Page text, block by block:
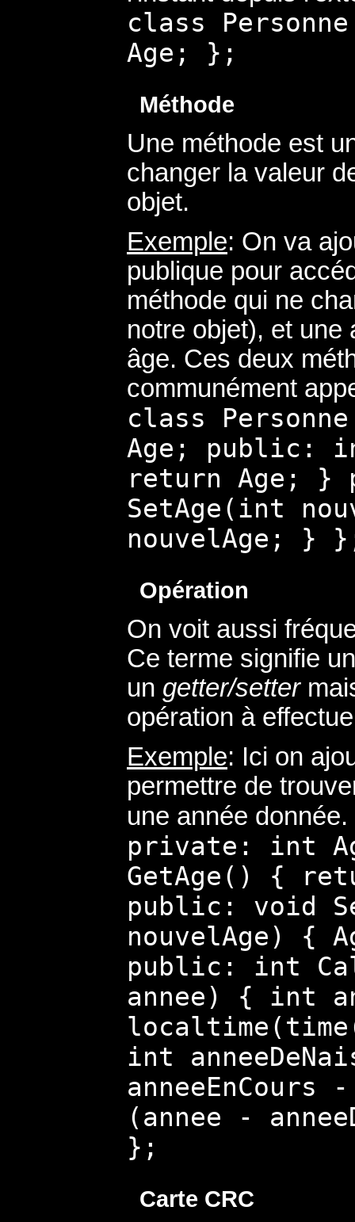
class
Age; };
Méthode
Une méthode est
changer la valeur
objet.
Exemple: On va
publique pour
méthode qui ne
notre objet), et une
âge. Ces deux
communément
class
Age; public:
return Age; }
SetAge(int
nouvelAge; }
Opération
On voit aussi
Ce terme signifie
un getter/setter
opération à
Exemple: Ici on
permettre de
une année donnée.
private: int
GetAge() {
public: void
nouvelAge) {
public: int
annee) { int
int
(annee -
};
Carte CRC